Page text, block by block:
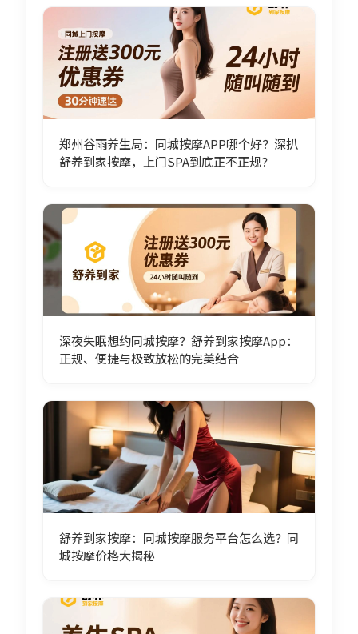
郑州谷雨养生局：同城按摩APP哪个好？深扒
舒养到家按摩，上门SPA到底正不正规？
深夜失眠想约同城按摩？舒养到家按摩App：
正规、便捷与极致放松的完美结合
舒养到家按摩：同城按摩服务平台怎么选？同
城按摩价格大揭秘